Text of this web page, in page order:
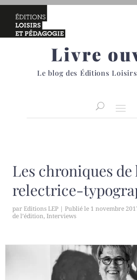
Livre
Le blog des Éditions
Les chroniques de
relectrice-
parEditions LEP | 1 novembre
de l’édition,Interviews